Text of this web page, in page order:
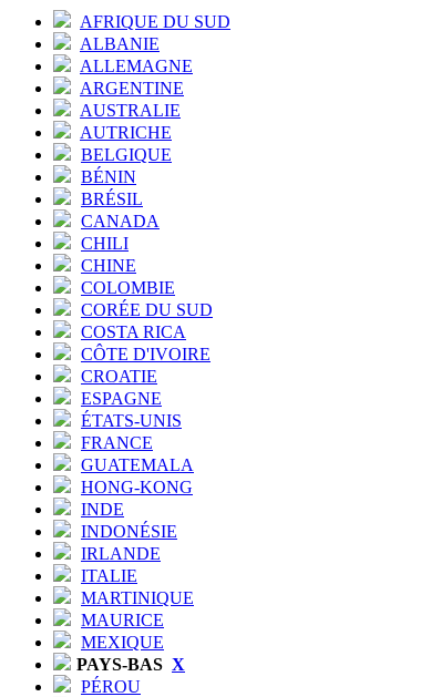
AFRIQUE DU SUD
ALBANIE
ALLEMAGNE
ARGENTINE
AUSTRALIE
AUTRICHE
BELGIQUE
BÉNIN
BRÉSIL
CANADA
CHILI
CHINE
COLOMBIE
CORÉE DU SUD
COSTA RICA
CÔTE D'IVOIRE
CROATIE
ESPAGNE
ÉTATS-UNIS
FRANCE
GUATEMALA
HONG-KONG
INDE
INDONÉSIE
IRLANDE
ITALIE
MARTINIQUE
MAURICE
MEXIQUE
PAYS-BAS X
PÉROU